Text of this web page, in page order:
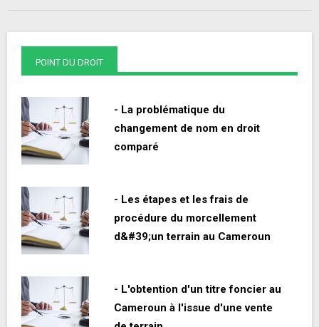
POINT DU DROIT
- La problématique du
changement de nom en droit
comparé
- Les étapes et les frais de
procédure du morcellement
d&#39;un terrain au Cameroun
- L'obtention d'un titre foncier au
Cameroun à l'issue d'une vente